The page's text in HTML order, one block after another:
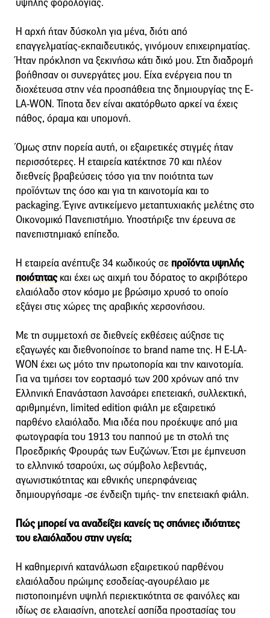
υψηλής φορολογίας.
Η αρχή ήταν δύσκολη για μένα, διότι από
επαγγελματίας-εκπαιδευτικός, γινόμουν επιχειρηματίας.
Ήταν πρόκληση να ξεκινήσω κάτι δικό μου. Στη διαδρομή
βοήθησαν οι συνεργάτες μου. Είχα ενέργεια που τη
διοχέτευσα στην νέα προσπάθεια της δημιουργίας της E-
LA-WON. Τίποτα δεν είναι ακατόρθωτο αρκεί να έχεις
πάθος, όραμα και υπομονή.
Όμως στην πορεία αυτή, οι εξαιρετικές στιγμές ήταν
περισσότερες. Η εταιρεία κατέκτησε 70 και πλέον
διεθνείς βραβεύσεις τόσο για την ποιότητα των
προϊόντων της όσο και για τη καινοτομία και το
packaging. Έγινε αντικείμενο μεταπτυχιακής μελέτης στο
Οικονομικό Πανεπιστήμιο. Υποστήριξε την έρευνα σε
πανεπιστημιακό επίπεδο.
Η εταιρεία ανέπτυξε 34 κωδικούς σε προϊόντα υψηλής
ποιότηταςκαι έχει ως αιχμή του δόρατος το ακριβότερο
ελαιόλαδο στον κόσμο με βρώσιμο χρυσό το οποίο
εξάγει στις χώρες της αραβικής χερσονήσου.
Με τη συμμετοχή σε διεθνείς εκθέσεις αύξησε τις
εξαγωγές και διεθνοποίησε το brand name της. H E-LA-
WON έχει ως μότο την πρωτοπορία και την καινοτομία.
Για να τιμήσει τον εορτασμό των 200 χρόνων από την
Ελληνική Επανάσταση λανσάρει επετειακή, συλλεκτική,
αριθμημένη, limited edition φιάλη με εξαιρετικό
παρθένο ελαιόλαδο. Μια ιδέα που προέκυψε από μια
φωτογραφία του 1913 του παππού με τη στολή της
Προεδρικής Φρουράς των Ευζώνων. Έτσι με έμπνευση
το ελληνικό τσαρούχι, ως σύμβολο λεβεντιάς,
αγωνιστικότητας και εθνικής υπερηφάνειας
δημιουργήσαμε -σε ένδειξη τιμής- την επετειακή φιάλη.
Πώς μπορεί να αναδείξει κανείς τις σπάνιες ιδιότητες
του ελαιόλαδου στην υγεία;
Η καθημερινή κατανάλωση εξαιρετικού παρθένου
ελαιόλαδου πρώιμης εσοδείας-αγουρέλαιο με
πιστοποιημένη υψηλή περιεκτικότητα σε φαινόλες και
ιδίως σε ελαιασίνη, αποτελεί ασπίδα προστασίας του